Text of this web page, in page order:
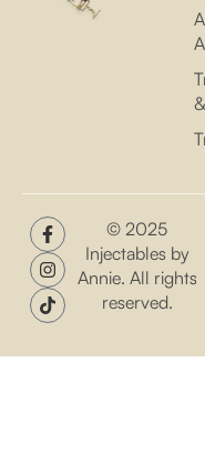
© 2025
Injectables by
Annie. All rights
reserved.